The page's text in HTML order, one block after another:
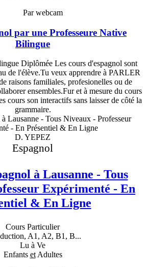
Par webcam
par une Professeure Native
Bilingue
Diplômée Les cours d'espagnol sont
de l'élève.Tu veux apprendre à PARLER
raisons familiales, profesionelles ou de
ensembles.Fur et à mesure du cours
cours son interactifs sans laisser de côté la
grammaire.
D. YEPEZ
Espagnol
à Lausanne - Tous
Expérimenté - En
& En Ligne
Cours Particulier
A1, A2, B1, B...
Lu à Ve
Enfants etAdultes